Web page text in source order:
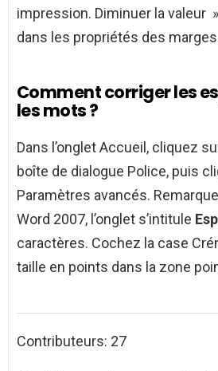
impression. Diminuer la valeur
dans les propriétés des
Comment corriger les
les mots ?
Dans l’onglet Accueil, cliquez
boîte de dialogue Police, puis
Paramètres avancés.
Word 2007, l’onglet s’intitule
caractères. Cochez la case
taille en points dans la zone
Contributeurs: 27